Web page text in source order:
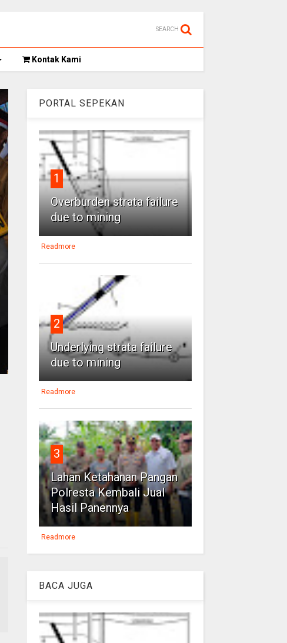
SEARCH
Kontak Kami
PORTAL SEPEKAN
1
Overburden strata failure
due to mining
Readmore
2
Underlying strata failure
due to mining
Readmore
3
Lahan Ketahanan Pangan
Polresta Kembali Jual
Hasil Panennya
Readmore
BACA JUGA